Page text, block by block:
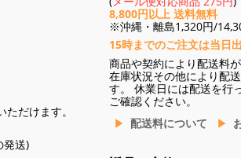
だけます。
発送)
8,800円以上 送料無料
※沖縄・離島1,320円/
15時までのご注文は当日
商品や契約により配送料
在庫状況その他により配
す。 休業日には配送を行
ご確認ください。
配送料について